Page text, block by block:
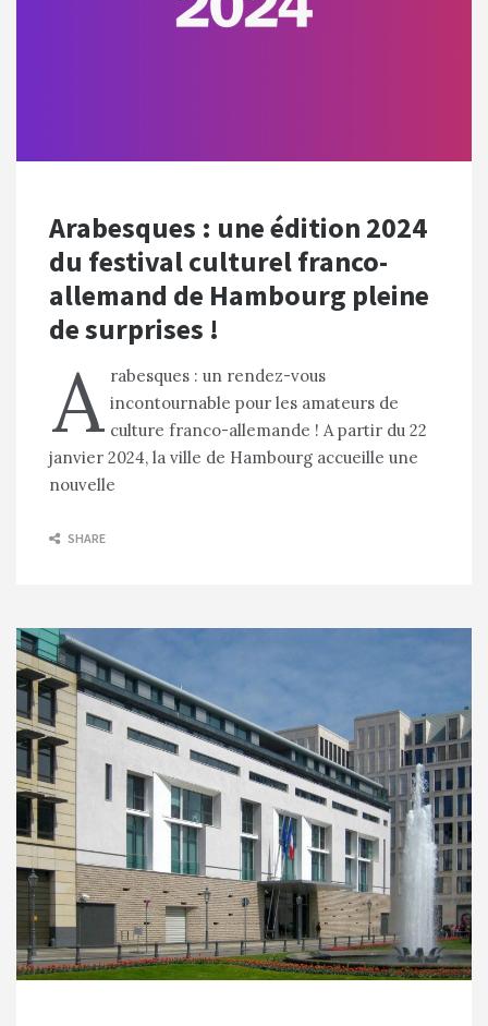
Arabesques : une édition 2024
du festival culturel franco-
allemand de Hambourg pleine
de surprises !
A rabesques : un rendez-vous
incontournable pour les amateurs de
culture franco-allemande ! A partir du 22
janvier 2024, la ville de Hambourg accueille une
nouvelle
SHARE